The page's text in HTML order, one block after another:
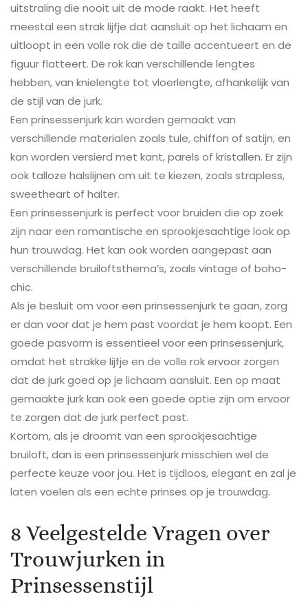
uitstraling die nooit uit de mode raakt. Het heeft
meestal een strak lijfje dat aansluit op het lichaam en
uitloopt in een volle rok die de taille accentueert en de
figuur flatteert. De rok kan verschillende lengtes
hebben, van knielengte tot vloerlengte, afhankelijk van
de stijl van de jurk.
Een prinsessenjurk kan worden gemaakt van
verschillende materialen zoals tule, chiffon of satijn, en
kan worden versierd met kant, parels of kristallen. Er zijn
ook talloze halslijnen om uit te kiezen, zoals strapless,
sweetheart of halter.
Een prinsessenjurk is perfect voor bruiden die op zoek
zijn naar een romantische en sprookjesachtige look op
hun trouwdag. Het kan ook worden aangepast aan
verschillende bruiloftsthema’s, zoals vintage of boho-
chic.
Als je besluit om voor een prinsessenjurk te gaan, zorg
er dan voor dat je hem past voordat je hem koopt. Een
goede pasvorm is essentieel voor een prinsessenjurk,
omdat het strakke lijfje en de volle rok ervoor zorgen
dat de jurk goed op je lichaam aansluit. Een op maat
gemaakte jurk kan ook een goede optie zijn om ervoor
te zorgen dat de jurk perfect past.
Kortom, als je droomt van een sprookjesachtige
bruiloft, dan is een prinsessenjurk misschien wel de
perfecte keuze voor jou. Het is tijdloos, elegant en zal je
laten voelen als een echte prinses op je trouwdag.
8 Veelgestelde Vragen over
Trouwjurken in
Prinsessenstijl